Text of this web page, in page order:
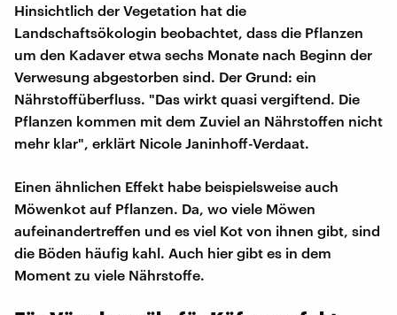
Hinsichtlich der Vegetation hat die
Landschaftsökologin beobachtet, dass die Pflanzen
um den Kadaver etwa sechs Monate nach Beginn der
Verwesung abgestorben sind. Der Grund: ein
Nährstoffüberfluss. "Das wirkt quasi vergiftend. Die
Pflanzen kommen mit dem Zuviel an Nährstoffen nicht
mehr klar", erklärt Nicole Janinhoff-Verdaat.
Einen ähnlichen Effekt habe beispielsweise auch
Möwenkot auf Pflanzen. Da, wo viele Möwen
aufeinandertreffen und es viel Kot von ihnen gibt, sind
die Böden häufig kahl. Auch hier gibt es in dem
Moment zu viele Nährstoffe.